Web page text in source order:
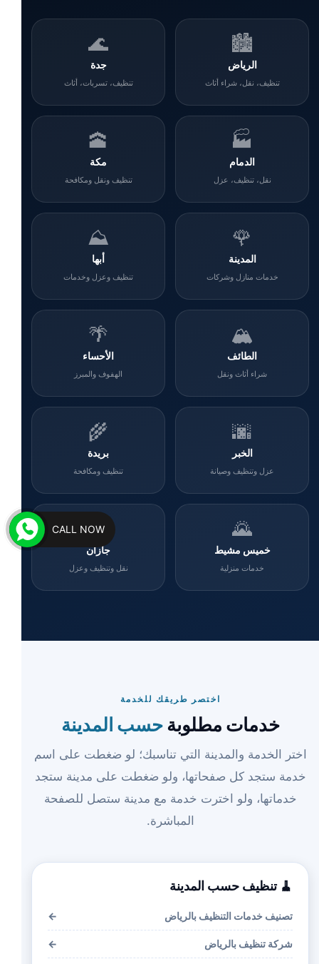
🏙️
الرياض
تنظيف، نقل، شراء أثاث
🌊
جدة
تنظيف، تسربات، أثاث
🏭
الدمام
نقل، تنظيف، عزل
🕋
مكة
تنظيف ونقل ومكافحة
🌹
المدينة
خدمات منازل وشركات
⛰️
أبها
تنظيف وعزل وخدمات
🏔️
الطائف
شراء أثاث ونقل
🌴
الأحساء
الهفوف والمبرز
🌆
الخبر
عزل وتنظيف وصيانة
🌾
بريدة
تنظيف ومكافحة
🌄
خميس مشيط
خدمات منزلية
🌊
جازان
نقل وتنظيف وعزل
اختصر طريقك للخدمة
خدمات مطلوبةحسب المدينة
اختر الخدمة والمدينة التي تناسبك؛ لو ضغطت على اسم
خدمة ستجد كل صفحاتها، ولو ضغطت على مدينة ستجد
خدماتها، ولو اخترت خدمة مع مدينة ستصل للصفحة
المباشرة.
🧹 تنظيف حسب المدينة
تصنيف خدمات التنظيف بالرياض ←
شركة تنظيف بالرياض ←
CALL NOW